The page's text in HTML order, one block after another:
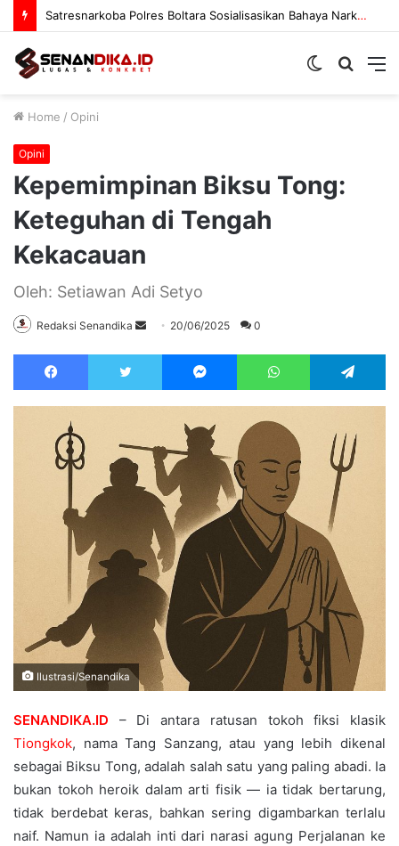
Prodi PAI IAIN Sultan Amai Gorontalo Matangkan Kurikulum OBE
Search
Switch
Home / Opini
Opini
Kepemimpinan Biksu Tong:
Keteguhan di Tengah
Kekacauan
Oleh: Setiawan Adi Setyo
Redaksi Senandika
Send 20/06/2025 0
Facebook Twitter Messenger WhatsApp
Ilustrasi/Senandika
SENANDIKA.ID – Di antara ratusan tokoh fiksi klasik
Tiongkok, nama Tang Sanzang, atau yang lebih dikenal
sebagai Biksu Tong, adalah salah satu yang paling abadi. Ia
bukan tokoh heroik dalam arti fisik — ia tidak bertarung,
tidak berdebat keras, bahkan sering digambarkan terlalu
naif. Namun ia adalah inti dari narasi agung Perjalanan ke